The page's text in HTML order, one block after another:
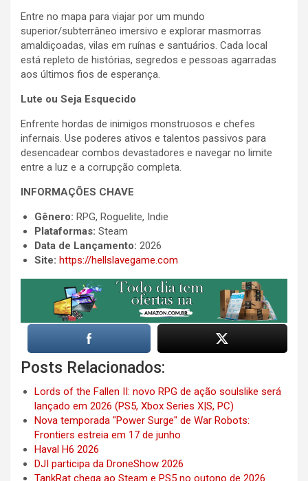
Entre no mapa para viajar por um mundo
superior/subterrâneo imersivo e explorar masmorras
amaldiçoadas, vilas em ruínas e santuários. Cada local
está repleto de histórias, segredos e pessoas agarradas
aos últimos fios de esperança.
Lute ou Seja Esquecido
Enfrente hordas de inimigos monstruosos e chefes
infernais. Use poderes ativos e talentos passivos para
desencadear combos devastadores e navegar no limite
entre a luz e a corrupção completa.
INFORMAÇÕES CHAVE
Gênero: RPG, Roguelite, Indie
Plataformas: Steam
Data de Lançamento: 2026
Site: https://hellslavegame.com
Posts Relacionados:
Lords of the Fallen II: novo RPG de ação soulslike será
lançado em 2026 (PS5, Xbox Series X|S, PC)
Nova temporada "Power Surge" de War Robots:
Frontiers estreia em 17 de junho
Haval H6 2026
DJI participa da DroneShow 2026